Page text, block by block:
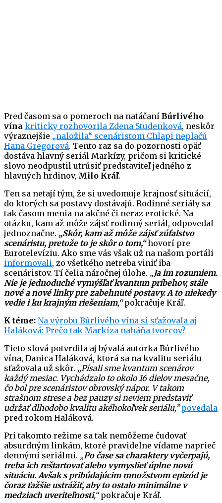
Pred časom sa o pomeroch na natáčaní Búrlivého
vína kriticky rozhovorila Zdena Studenková, neskôr
výraznejšie „naložila“ scenáristom Chlapi neplačú
Hana Gregorová. Tento raz sa do pozornosti opäť
dostáva hlavný seriál Markízy, pričom si kritické
slovo neodpustil utrúsiť predstaviteľ jedného z
hlavných hrdinov, Milo Kráľ.
Ten sa netají tým, že si uvedomuje krajnosť situácií,
do ktorých sa postavy dostávajú. Rodinné seriály sa
tak časom menia na akčné či neraz erotické. Na
otázku, kam až môže zájsť rodinný seriál, odpovedal
jednoznačne. „Skôr, kam až môže zájsť zúfalstvo
scenáristu, pretože to je skôr o tom,“hovorí pre
Eurotelevíziu. Ako sme vás však už na našom portáli
informovali, zo všetkého netreba viniť iba
scenáristov. Tí čelia náročnej úlohe. „Ja im rozumiem.
Nie je jednoduché vymýšľať kvantum príbehov, stále
nové a nové linky pre zabehnuté postavy. A to niekedy
vedie i ku krajným riešeniam,“pokračuje Kráľ.
K téme: Na výrobu Búrlivého vína si sťažovala aj
Haláková: Prečo tak Markíza naháňa tvorcov?
Tieto slová potvrdila aj bývalá autorka Búrlivého
vína, Danica Haláková, ktorá sa na kvalitu seriálu
sťažovala už skôr. „Písali sme kvantum scenárov
každý mesiac. Vychádzalo to okolo 16 dielov mesačne,
čo bol pre scenáristov obrovský nápor. V takom
strašnom strese a bez pauzy si neviem predstaviť
udržať dlhodobo kvalitu akéhokoľvek seriálu,” povedala
pred rokom Haláková.
Pri takomto režime sa tak nemôžeme čudovať
absurdným linkám, ktoré pravidelne vídame naprieč
dennými seriálmi. „Po čase sa charaktery vyčerpajú,
treba ich reštartovať alebo vymyslieť úplne novú
situáciu. Avšak s pribúdajúcim množstvom epizód je
čoraz ťažšie ustrážiť, aby to ostalo minimálne v
medziach uveriteľnosti,“pokračuje Kráľ.